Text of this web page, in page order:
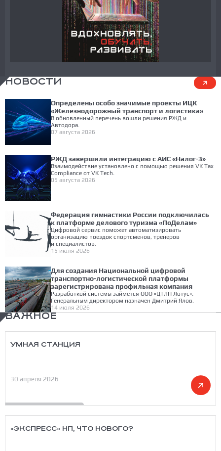
НОВОСТИ
Определены особо значимые проекты ИЦК
«Железнодорожный транспорт и логистика»
В обновленный перечень вошли решения РЖД и
Автодора.
07 августа 2026
РЖД завершили интеграцию с АИС «Налог-3»
Взаимодействие установлено с помощью решения VK Tax
Compliance от VK Tech.
05 августа 2026
Федерация гимнастики России подключилась
к платформе делового туризма «ПоДелам»
Цифровой сервис поможет автоматизировать
организацию поездок спортсменов, тренеров
и специалистов.
15 июля 2026
Для создания Национальной цифровой
транспортно-логистической платформы
зарегистрирована профильная компания
Разработкой системы займется ООО «ЦТЛП Лотус».
Генеральным директором назначен Дмитрий Ялов.
14 июля 2026
ВАЖНОЕ
УМНАЯ СТАНЦИЯ
30 апреля 2026
«ЭКСПРЕСС» НП, ЧТО НОВОГО?